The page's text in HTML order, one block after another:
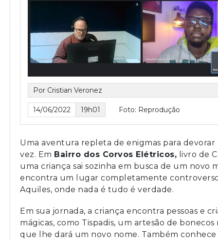
Por Cristian Veronez
14/06/2022 19h01 Foto: Reprodução
Uma aventura repleta de enigmas para devorar
vez. Em Bairro dos Corvos Elétricos, livro de
uma criança sai sozinha em busca de um novo
encontra um lugar completamente
Aquiles, onde nada é tudo é verdade.
Em sua jornada, a criança encontra pessoas e
mágicas, como Tispadis, um artesão de bonecos
que lhe dará um novo nome. Também conhece